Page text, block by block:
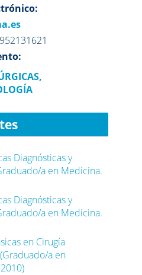
Diagnósticas y
a en Medicina.
Diagnósticas y
a en Medicina.
en Cirugía
a en